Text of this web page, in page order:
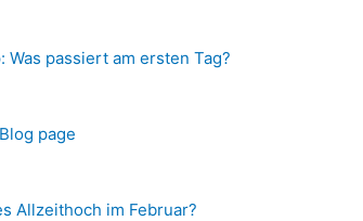
passiert am ersten Tag?
page
Allzeithoch im Februar?